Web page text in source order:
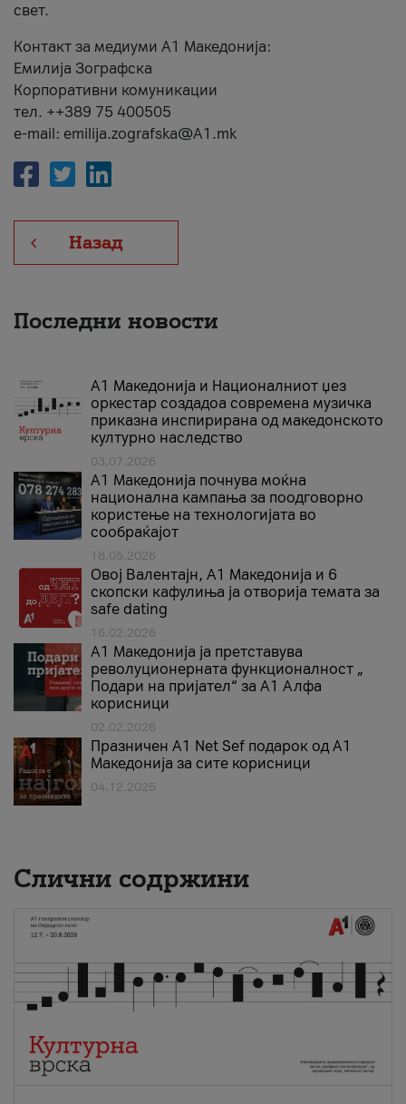
свет.
Контакт за медиуми А1 Македонија:
Емилија Зографска
Корпоративни комуникации
тел. ++389 75 400505
e-mail: emilija.zografska@A1.mk
Назад
Последни новости
А1 Македонија и Националниот џез
оркестар создадоа современа музичка
приказна инспирирана од македонското
културно наследство
03.07.2026
A1 Македонија почнува моќна
национална кампања за поодговорно
користење на технологијата во
сообраќајот
18.05.2026
Овој Валентајн, A1 Македонија и 6
скопски кафулиња ја отворија темата за
safe dating
16.02.2026
А1 Македонија ја претставува
револуционерната функционалност „
Подари на пријател“ за А1 Алфа
корисници
02.02.2026
Празничен A1 Net Sеf подарок од А1
Македонија за сите корисници
04.12.2025
Слични содржини